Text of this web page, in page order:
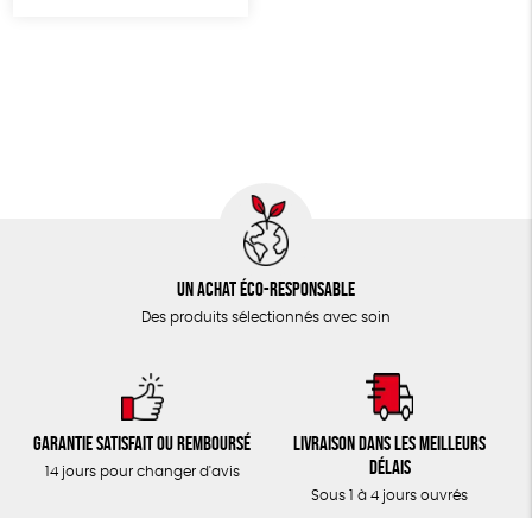
Un achat éco-responsable
Des produits sélectionnés avec soin
Garantie satisfait ou remboursé
14 jours pour changer d'avis
Livraison dans les meilleurs
délais
Sous 1 à 4 jours ouvrés